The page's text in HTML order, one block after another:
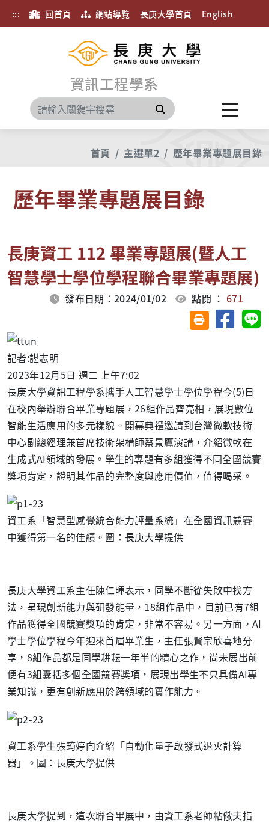
::: 回首頁 網站導覽 長庚大學首頁 English
資訊工程學系
搜尋
首頁 主選單2 歷年畢業專題展目錄
歷年畢業專題展目錄
長庚資工 112 畢業專題展(暨人工
智慧學士學位學程聯合畢業專題展)
發布日期：2024/01/02 點閱 ：671
友善列印(另開視
分享至
記者:諶志明
2023年12月5日 週二 上午7:02
長庚大學資訊工程學系攜手人工智慧學士學位學程今(5)日
在校內舉辦聯合畢業專題展，26組作品齊亮相，展現數位
智能生活應用的多元樣貌。開幕典禮邀請到台灣微軟技術
中心副總經理兼首席技術架構師蔡景鷹演講，介紹微軟在
生成式AI領域的發展。學生的專題有多組獲得不同全國競賽
獎項肯定，證明其作品的完整度與應用價值，值得喝采。
資工系「智慧型感覺統合能力評量系統」在全國資訊競賽
中獲得第一名的佳績。圖：長庚大學提供
長庚大學資工系主任陳仁暉表示，同學不斷從失敗中找方
法，呈現創新能力與研發能量，18組作品中，目前已有7組
作品獲得全國競賽獎項的肯定，非常不容易。另一方面，AI
學士學位學程今年迎來首屆畢業生，主任張賢宗欣喜地分
享，8組作品都是同學耕耘一年半的精心之作，尚未展出前
便有3組囊括多個全國競賽獎項，展現出學生不只具備AI專
業知識，更有創新應用於跨領域的實作能力。
資工系學生張筠婷向介紹「自動化量子啟發式退火計算
器」。圖：長庚大學提供
長庚大學提到，這次聯合畢展中，由資工系老師粘儆夫指